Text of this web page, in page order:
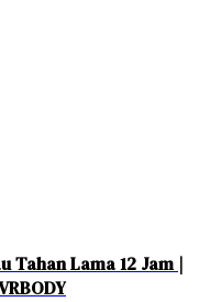
Tahan Lama 12 Jam |